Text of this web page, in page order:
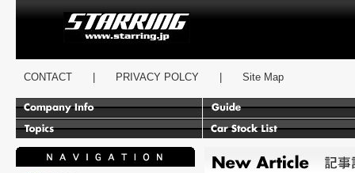
CONTACT PRIVACY POLCY Site Map